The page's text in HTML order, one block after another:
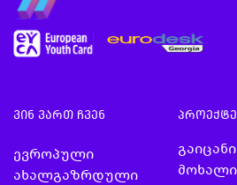
ვინ ვართ ჩვენ
ევროპული
ახალგაზრდული